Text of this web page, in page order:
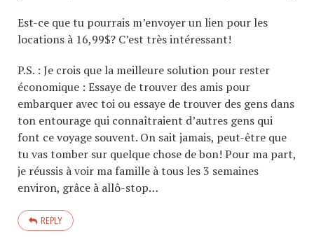
Est-ce que tu pourrais m’envoyer un lien pour les
locations à 16,99$? C’est très intéressant!
P.S. : Je crois que la meilleure solution pour rester
économique : Essaye de trouver des amis pour
embarquer avec toi ou essaye de trouver des gens dans
ton entourage qui connaîtraient d’autres gens qui
font ce voyage souvent. On sait jamais, peut-être que
tu vas tomber sur quelque chose de bon! Pour ma part,
je réussis à voir ma famille à tous les 3 semaines
environ, grâce à allô-stop…
REPLY